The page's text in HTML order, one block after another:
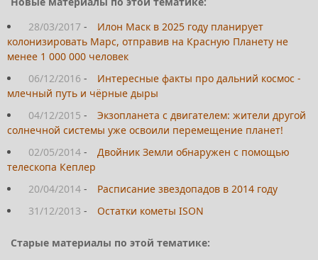
28/03/2017 -
Илон Маск в 2025 году планирует
колонизировать Марс, отправив на Красную Планету не
менее 1 000 000 человек
06/12/2016 -
Интересные факты про дальний космос -
млечный путь и чёрные дыры
04/12/2015 -
Экзопланета с двигателем: жители другой
солнечной системы уже освоили перемещение планет!
02/05/2014 -
Двойник Земли обнаружен с помощью
телескопа Кеплер
20/04/2014 -
Расписание звездопадов в 2014 году
31/12/2013 - Остатки кометы ISON
Старые материалы по этой тематике: